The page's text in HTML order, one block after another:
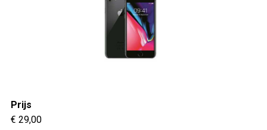
Prijs
€ 29,00